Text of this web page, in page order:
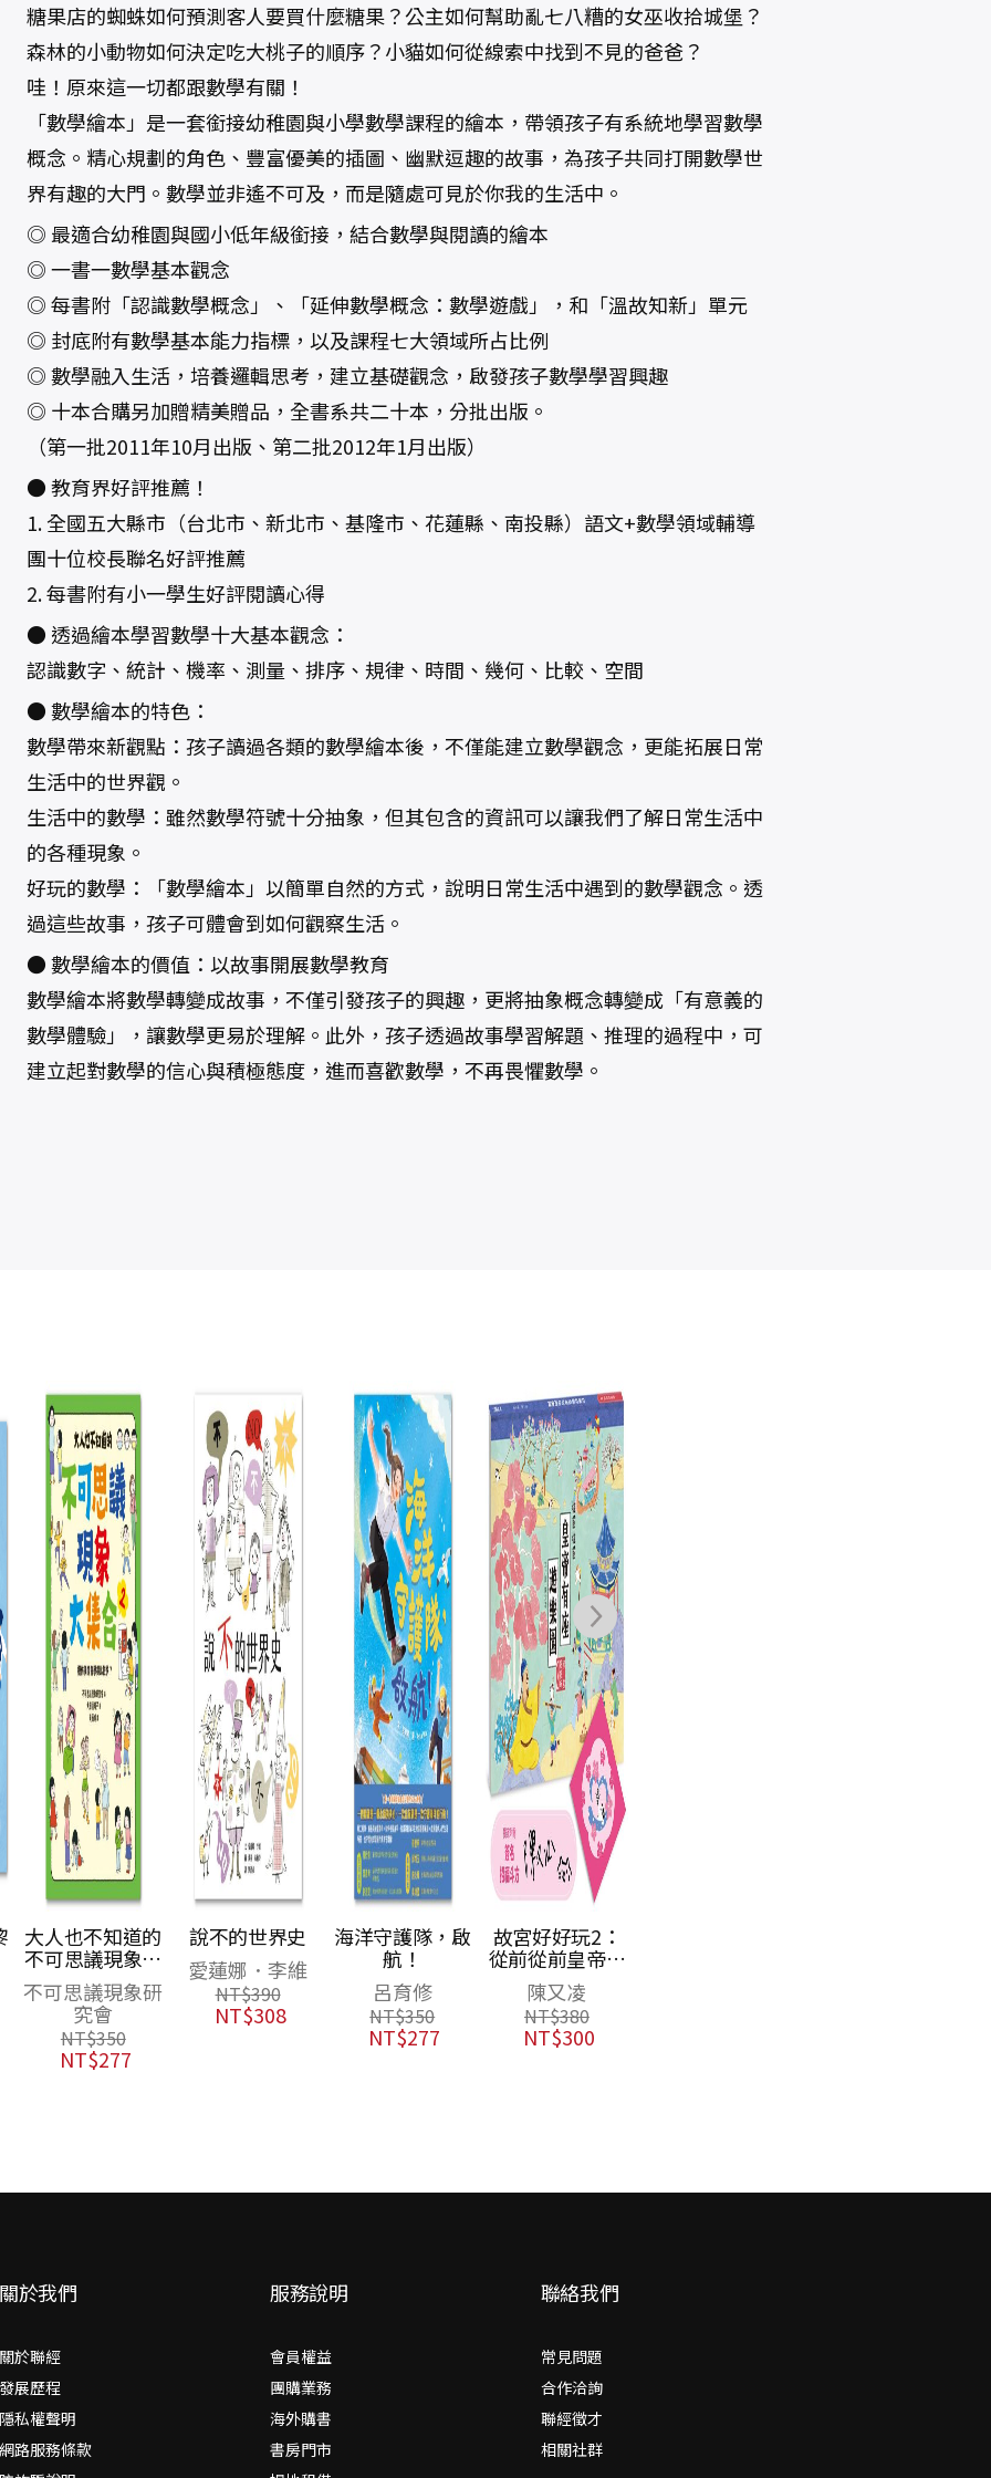
糖果店的蜘蛛如何預測客人要買什麼糖果？公主如何幫助亂七八糟的女巫收拾城堡？
森林的小動物如何決定吃大桃子的順序？小貓如何從線索中找到不見的爸爸？
哇！原來這一切都跟數學有關！
「數學繪本」是一套銜接幼稚園與小學數學課程的繪本，帶領孩子有系統地學習數學
概念。精心規劃的角色、豐富優美的插圖、幽默逗趣的故事，為孩子共同打開數學世
界有趣的大門。數學並非遙不可及，而是隨處可見於你我的生活中。
◎ 最適合幼稚園與國小低年級銜接，結合數學與閱讀的繪本
◎ 一書一數學基本觀念
◎ 每書附「認識數學概念」、「延伸數學概念：數學遊戲」，和「溫故知新」單元
◎ 封底附有數學基本能力指標，以及課程七大領域所占比例
◎ 數學融入生活，培養邏輯思考，建立基礎觀念，啟發孩子數學學習興趣
◎ 十本合購另加贈精美贈品，全書系共二十本，分批出版。
（第一批2011年10月出版、第二批2012年1月出版）
● 教育界好評推薦！
1. 全國五大縣市（台北市、新北市、基隆市、花蓮縣、南投縣）語文+數學領域輔導
團十位校長聯名好評推薦
2. 每書附有小一學生好評閱讀心得
● 透過繪本學習數學十大基本觀念：
認識數字、統計、機率、測量、排序、規律、時間、幾何、比較、空間
● 數學繪本的特色：
數學帶來新觀點：孩子讀過各類的數學繪本後，不僅能建立數學觀念，更能拓展日常
生活中的世界觀。
生活中的數學：雖然數學符號十分抽象，但其包含的資訊可以讓我們了解日常生活中
的各種現象。
好玩的數學：「數學繪本」以簡單自然的方式，說明日常生活中遇到的數學觀念。透
過這些故事，孩子可體會到如何觀察生活。
● 數學繪本的價值：以故事開展數學教育
數學繪本將數學轉變成故事，不僅引發孩子的興趣，更將抽象概念轉變成「有意義的
數學體驗」，讓數學更易於理解。此外，孩子透過故事學習解題、推理的過程中，可
建立起對數學的信心與積極態度，進而喜歡數學，不再畏懼數學。
說不的世界史
愛蓮娜．李維
NT$390
NT$308
海洋守護隊，啟
航！
呂育修
NT$350
故宮好好玩2：
從前從前皇帝有
座遊樂園（聯經
官網獨家，附贈
作者親簽【春到
斗方】一張）
陳又凌
NT$380
NT$300
故宮好好玩2：
從前從前皇帝有
座遊樂園
陳又凌
NT$ 380
NT$300
於我們
於聯經
展歷程
私權聲明
路服務條款
服務說明
會員權益
團購業務
海外購書
書房門市
聯絡我們
常見問題
合作洽詢
聯經徵才
相關社群